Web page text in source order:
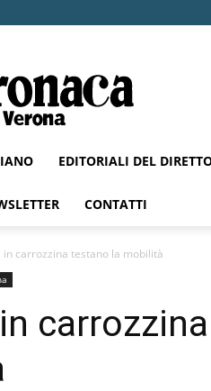
Cronaca
di
Verona
EDITORIALI DEL
CONTATTI
in carrozzina testano la mobilità